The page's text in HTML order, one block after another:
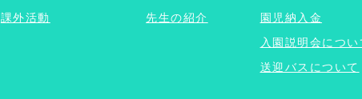
課外活動
先生の紹介
園児納入金
入園説明会につい
送迎バスについて